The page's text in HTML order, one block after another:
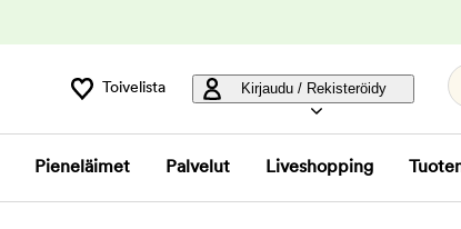
Toivelista Kirjaudu / Rekisteröidy
Pieneläimet Palvelut Liveshopping